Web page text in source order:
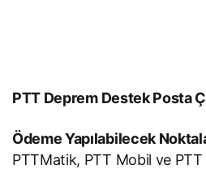
PTT Deprem Destek Posta
Ödeme Yapılabilecek
PTTMatik, PTT Mobil ve PTT